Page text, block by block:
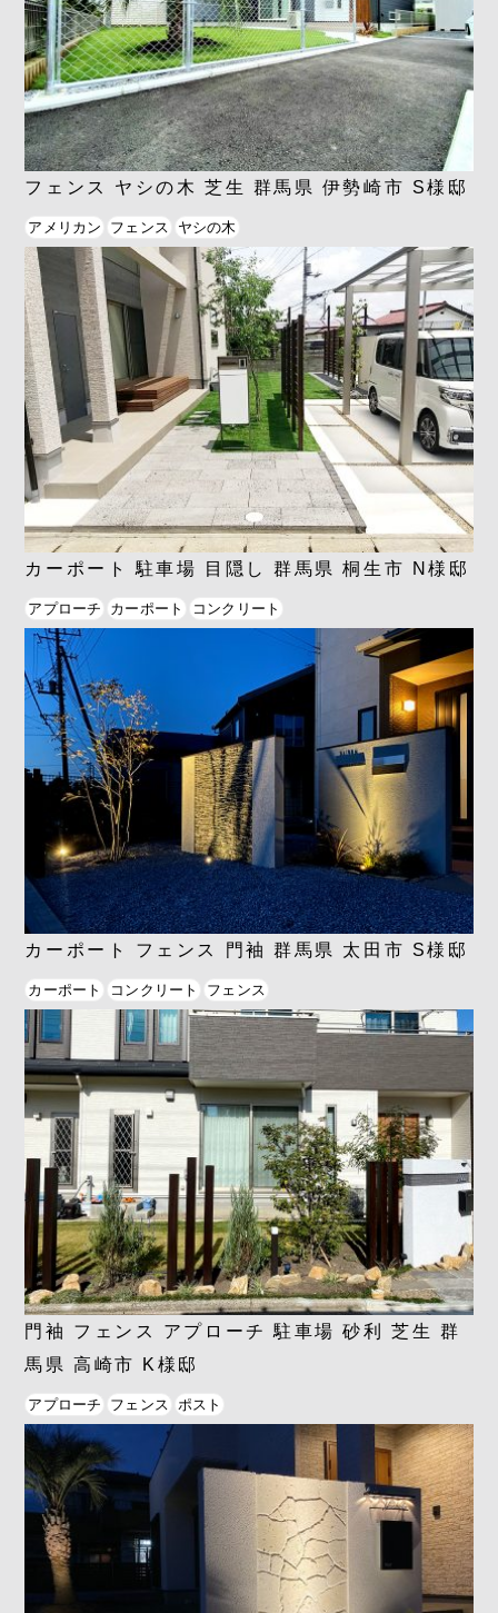
フェンス ヤシの木 芝生 群馬県 伊勢崎市 S様邸
アメリカン フェンス ヤシの木
カーポート 駐車場 目隠し 群馬県 桐生市 N様邸
アプローチ カーポート コンクリート
カーポート フェンス 門袖 群馬県 太田市 S様邸
カーポート コンクリート フェンス
門袖 フェンス アプローチ 駐車場 砂利 芝生 群
馬県 高崎市 K様邸
アプローチ フェンス ポスト